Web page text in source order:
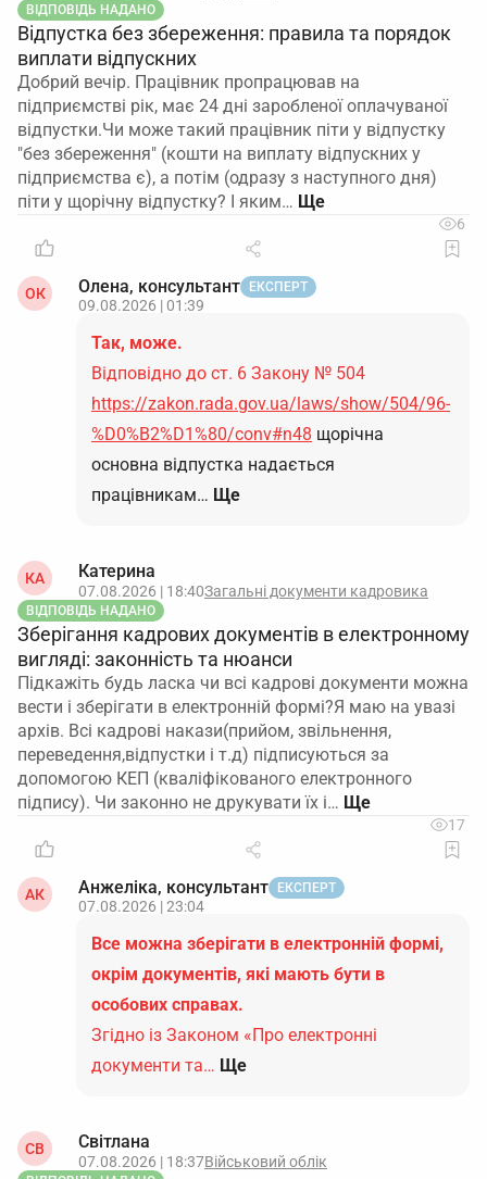
ВІДПОВІДЬ НАДАНО
Відпустка без збереження: правила та порядок
виплати відпускних
Добрий вечір. Працівник пропрацював на
підприємстві рік, має 24 дні заробленої оплачуваної
відпустки.Чи може такий працівник піти у відпустку
"без збереження" (кошти на виплату відпускних у
підприємства є), а потім (одразу з наступного дня)
піти у щорічну відпустку? І яким…
6
ОК Олена, консультант ЕКСПЕРТ
09.08.2026 | 01:39
Так, може.
Відповідно до ст. 6 Закону № 504
https://zakon.rada.gov.ua/laws/show/504/96-
%D0%B2%D1%80/conv#n48 щорічна
основна відпустка надається
працівникам… Ще
КА Катерина
07.08.2026 | 18:40Загальні документи кадровика
ВІДПОВІДЬ НАДАНО
Зберігання кадрових документів в електронному
вигляді: законність та нюанси
Підкажіть будь ласка чи всі кадрові документи можна
вести і зберігати в електронній формі?Я маю на увазі
архів. Всі кадрові накази(прийом, звільнення,
переведення,відпустки і т.д) підписуються за
допомогою КЕП (кваліфікованого електронного
підпису). Чи законно не друкувати їх і…
17
АК Анжеліка, консультант ЕКСПЕРТ
07.08.2026 | 23:04
Все можна зберігати в електронній формі,
окрім документів, які мають бути в
особових справах.
Згідно із Законом «Про електронні
документи та… Ще
СВ Світлана
07.08.2026 | 18:37Військовий облік